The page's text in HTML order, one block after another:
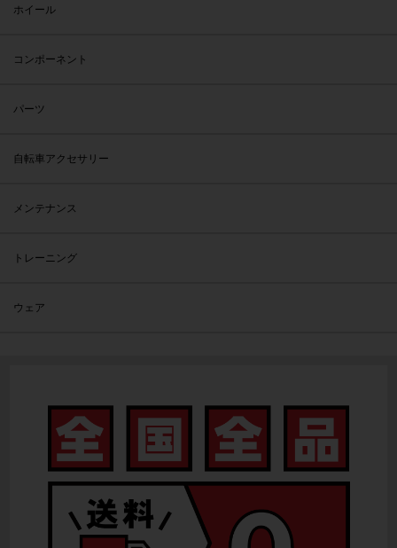
ホイール
コンポーネント
パーツ
自転車アクセサリー
メンテナンス
トレーニング
ウェア